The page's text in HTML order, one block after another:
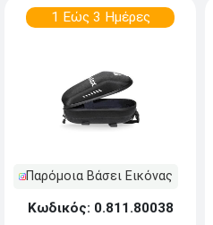
1 Εώς 3 Ημέρες
Παρόμοια Βάσει Εικόνας
Κωδικός: 0.811.80038